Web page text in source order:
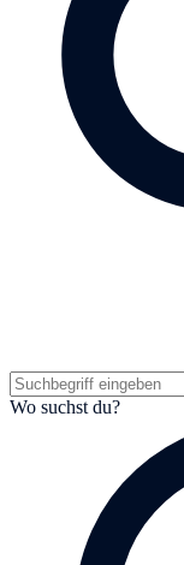
Wo suchst du?